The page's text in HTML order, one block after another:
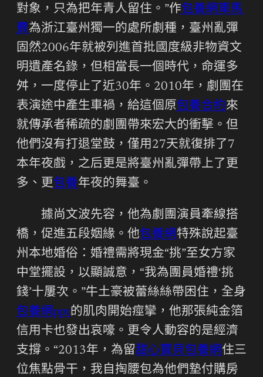
對象，只為把年青人留住。”作包養網車馬
費為浙江臺州獨一的處所劇種，臺州亂彈
固然2006年就被列進首批國度級非物資文
明遺產名錄，但相當長一個時代，命運多
舛，一度停止了近30年。2010年，劇團在
表演途中產生車禍，給這個原包養合約來
就傳承者稀疏的劇團帶來宏大的衝擊。但
他們沒有打退堂鼓，僅用27天就復排了7
本年夜戲，之后更是將臺州亂彈帶上了更
多、更包養年夜的舞臺。
據尚文波先容，他為劇團演員牽線搭
橋，促進五段姻緣。他包養網特殊說起臺
州本地婚俗：婚禮需將現金“挑”至女方家
中堂擺設，以顯誠意，“我為團員婚禮‘挑
錢’十屢次。”牛土豪被蕾絲絲帶困住，全身
包養網ppt的肌肉開始痙攣，他那張純金箔
信用卡也發出哀嚎。更令人動容的是經濟
支撐。“2013年，為留甜心寶貝包養網住三
位焦點骨干，我自掏腰包為他們墊付購房